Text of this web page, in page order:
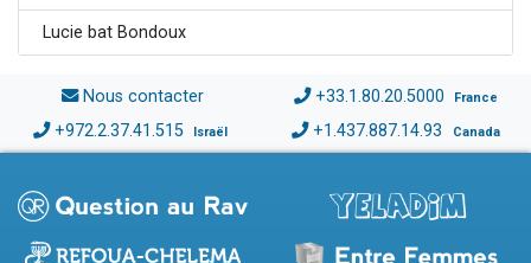
Lucie bat Bondoux
Nous contacter +33.1.80.20.5000 France
+972.2.37.41.515 Israël +1.437.887.14.93 Canada